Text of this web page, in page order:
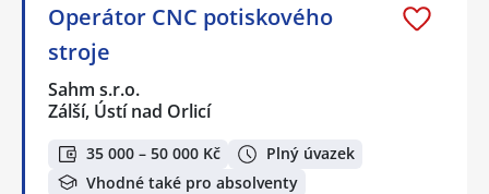
Operátor CNC potiskového
stroje
Sahm s.r.o.
Zálší, Ústí nad Orlicí
35 000 – 50 000 Kč
Plný úvazek
Vhodné také pro absolventy